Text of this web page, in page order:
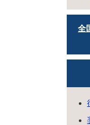
全